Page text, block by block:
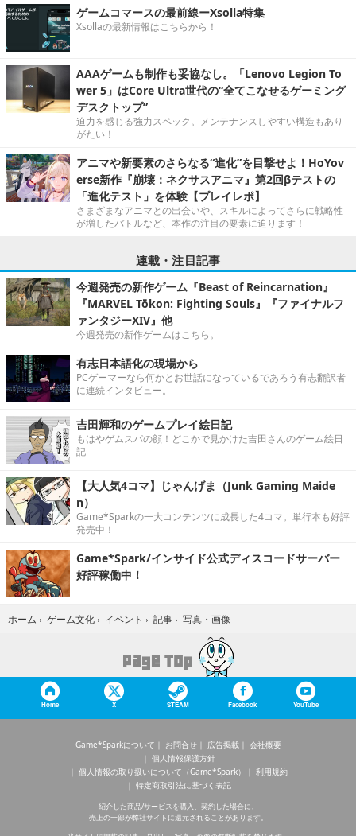
ゲームコマースの最前線ーXsolla特集
Xsollaの最新情報はこちらから！
AAAゲームも制作も妥協なし。「Lenovo Legion To
wer 5」はCore Ultra世代の“全てこなせるゲーミング
デスクトップ”
迫力を感じる強力スペック。メンテナンスしやすい構造もあり
がたい！
アニマや新要素のさらなる“進化”を目撃せよ！HoYov
erse新作『崩壊：ネクサスアニマ』第2回βテストの
「進化テスト」を体験【プレイレポ】
さまざまなアニマとの出会いや、スキルによってさらに戦略性
が増したバトルなど、本作の注目の要素に迫ります！
連載・注目記事
今週発売の新作ゲーム『Beast of Reincarnation』
『MARVEL Tōkon: Fighting Souls』『ファイナルフ
ァンタジーXIV』他
今週発売の新作ゲームはこちら。
有志日本語化の現場から
PCゲーマーなら何かとお世話になっているであろう有志翻訳者
に連続インタビュー。
吉田輝和のゲームプレイ絵日記
もはやゲムスパの顔！どこかで見かけた吉田さんのゲーム絵日
記
【大人気4コマ】じゃんげま（Junk Gaming Maide
n）
Game*Sparkの一大コンテンツに成長した4コマ。単行本も好評
発売中！
Game*Spark/インサイド公式ディスコードサーバー
好評稼働中！
ホーム › ゲーム文化 › イベント › 記事 › 写真・画像
Home X STEAM Facebook YouTube
Game*Sparkについて お問合せ 広告掲載
会社概要
個人情報保護方針
個人情報の取り扱いについて（Game*Spark）
利用規約
特定商取引法に基づく表記
紹介した商品/サービスを購入、契約した場合に、
売上の一部が弊社サイトに還元されることがあります。